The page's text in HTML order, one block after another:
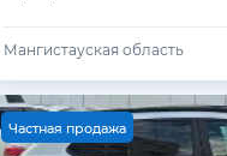
Мангистауская область
Частная продажа